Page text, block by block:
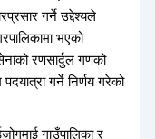
गर्ने उद्देश्यले
भएको
रणसार्दुल गणको
गर्ने निर्णय गरेको
गाउँपालिका र